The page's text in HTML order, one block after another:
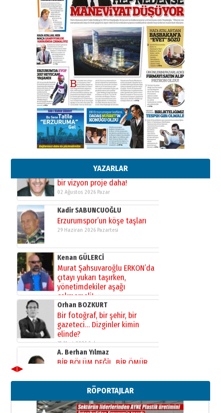
YAZARLAR
BİR BÖLÜM DEĞİL, BİR ÖMÜR
SEÇİYORSUNUZ… “NEDEN
ATATÜRK ÜNİVERSİTESİ?”
28 Temmuz 2026 Salı
Ahmet Gökhan YAZICI
Ahmed Yesevi’den bir Alperen…
”Reisimiz” idi… Hakka yürüdü.!
26 Mart 2026 Perşembe
Cem Bakırcı
Ardında bıraktığı hatıralarıyla
gönül adamı Faruk Terzioğlu!
13 Mayıs 2026 Çarşamba
Esat BİNDESEN
Başkan Sekmen’den Erzurum’a
bir vizyon proje daha!
02 Ağustos 2026 Pazar
Kadir SABUNCUOĞLU
Erzurumspor’un köşe taşları
Kenan GÜLERCİ
çıtayı yukarı taşırken,
yönetimdekiler aşağı
çekmemeli!
17 Şubat 2026 SalıOrhan BOZKURT
Bir fotoğraf, bir şehir, bir
gazeteci… Dizginler kimin
elinde?
31 Mart 2026 Salı
A. Berhan Yılmaz
BİR BÖLÜM DEĞİL, BİR ÖMÜR
SEÇİYORSUNUZ… “NEDEN
ATATÜRK ÜNİVERSİTESİ?”
28 Temmuz 2026 Salı
Ahmed Yesevi’den bir Alperen…
”Reisimiz” idi… Hakka yürüdü.!
26 Mart 2026 Perşembe
◀▶
RÖPORTAJLAR